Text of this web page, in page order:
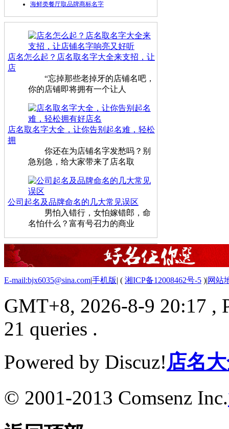
海鲜类餐厅取品牌商标名字
店名怎么起？店名取名字大全来支招，让
店
“忘掉那些老掉牙的店铺名吧，
你的店铺即将拥有一个让人
店名取名字大全，让你告别起名难，轻松
拥
你还在为店铺名字发愁吗？别
急别急，给大家带来了店名取
公司起名及品牌命名的几大常见误区
男怕入错行，女怕嫁错郎，命
名怕什么？富有号召力的商业
E-mail:bjx6035@sina.com|手机版| ( 湘ICP备12008462号-5 )|网站
GMT+8, 2026-8-9 20:17 ,
21 queries .
Powered by Discuz!店名
© 2001-2013 Comsenz Inc.